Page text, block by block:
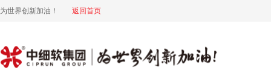
为世界创新加油！ 返回首页
中细软集团 为世界创新加油!